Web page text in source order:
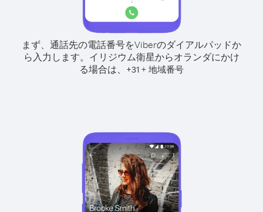
まず、通話先の電話番号をViberのダイアルパッドか
ら入力します。 イリジウム衛星からオランダにかけ
る場合は、 +31 + 地域番号